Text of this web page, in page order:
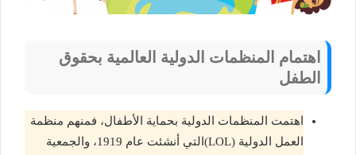
اهتمام المنظمات الدولية العالمية بحقوق
الطفل
اهتمت المنظمات الدولية بحماية الأطفال، فمنهم منظمة
العمل الدولية (LOL)التي أنشئت عام 1919، والجمعية